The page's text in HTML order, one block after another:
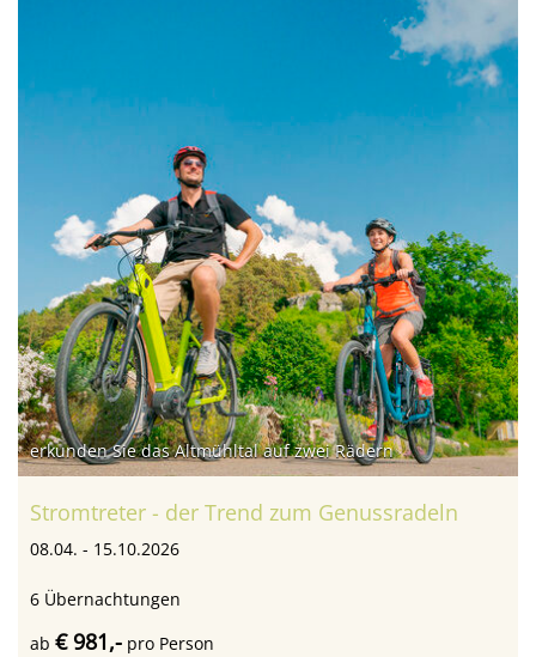
erkunden Sie das Altmühltal auf zwei Rädern
Stromtreter - der Trend zum Genussradeln
08.04. - 15.10.2026
6 Übernachtungen
ab € 981,- pro Person